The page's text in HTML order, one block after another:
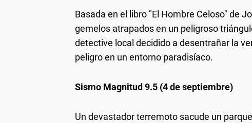
Basada en el libro "El Hombre Celoso" de
gemelos atrapados en un peligroso
detective local decidido a desentrañar la
peligro en un entorno paradisíaco.
Sismo Magnitud 9.5 (4 de septiembre)
Un devastador terremoto sacude un